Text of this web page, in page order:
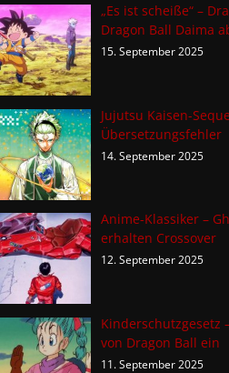
„Es ist scheiße“ –
Dragon Ball Daima
15. September 2025
Jujutsu Kaisen-
Übersetzungsfehler
14. September 2025
Anime-Klassiker –
erhalten Crossover
12. September 2025
Kinderschutzgesetz
von Dragon Ball ein
11. September 2025